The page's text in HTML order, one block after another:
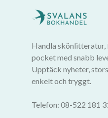
Handla
pocket med snabb
Upptäck nyheter,
enkelt och tryggt.
Telefon: 08-522 181